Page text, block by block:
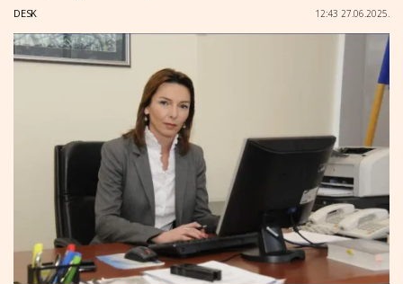
DESK 12:43 27.06.2025.